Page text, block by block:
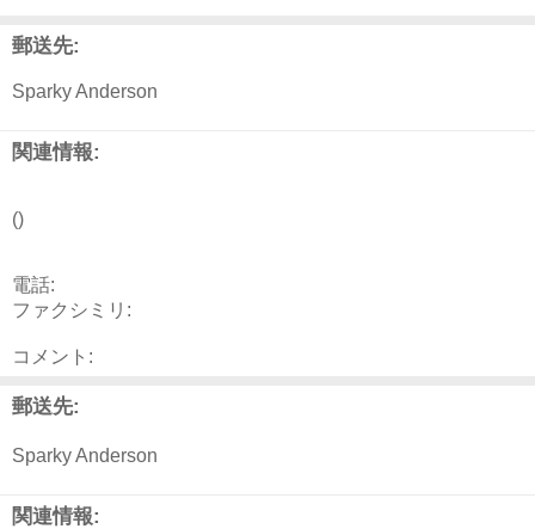
郵送先:
Sparky Anderson
関連情報:
()
電話:
ファクシミリ:
コメント:
郵送先:
Sparky Anderson
関連情報: